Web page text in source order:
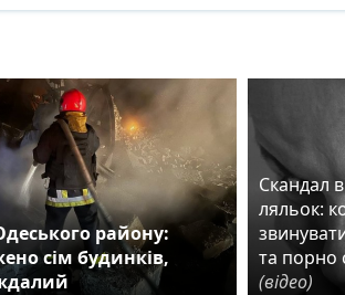
району:
сім будинків,
Скандал
ляльок:
та порно
(відео)